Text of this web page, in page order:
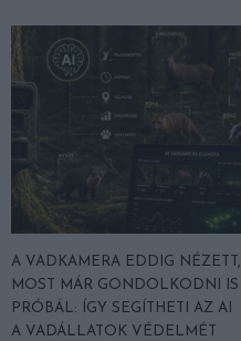
A VADKAMERA EDDIG NÉZETT,
MOST MÁR GONDOLKODNI IS
PRÓBÁL: ÍGY SEGÍTHETI AZ AI
A VADÁLLATOK VÉDELMÉT